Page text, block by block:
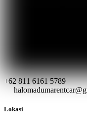
+62 811 6161 5789
Lokasi